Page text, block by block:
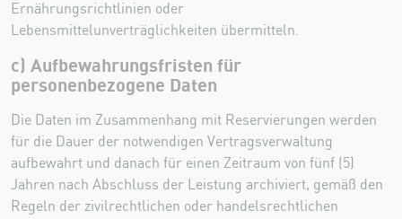
Ernährungsrichtlinien oder
Lebensmittelunverträglichkeiten übermitteln.
c) Aufbewahrungsfristen für
personenbezogene Daten
Die Daten im Zusammenhang mit Reservierungen werden
für die Dauer der notwendigen Vertragsverwaltung
aufbewahrt und danach für einen Zeitraum von fünf (5)
Jahren nach Abschluss der Leistung archiviert, gemäß den
Regeln der zivilrechtlichen oder handelsrechtlichen